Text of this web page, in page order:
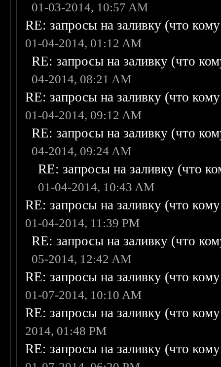
01-03-2014, 10:57 AM
RE: запросы на заливку (что
01-04-2014, 01:12 AM
RE: запросы на заливку (что
04-2014, 08:21 AM
RE: запросы на заливку (что
01-04-2014, 09:12 AM
RE: запросы на заливку (что
04-2014, 09:24 AM
RE: запросы на заливку (что
01-04-2014, 10:43 AM
RE: запросы на заливку (что
01-04-2014, 11:39 PM
RE: запросы на заливку (что
05-2014, 12:42 AM
RE: запросы на заливку (что
01-07-2014, 10:10 AM
RE: запросы на заливку (что
2014, 01:48 PM
RE: запросы на заливку (что